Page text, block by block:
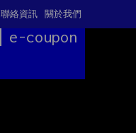
關於我們
聯絡資訊
e-coupon